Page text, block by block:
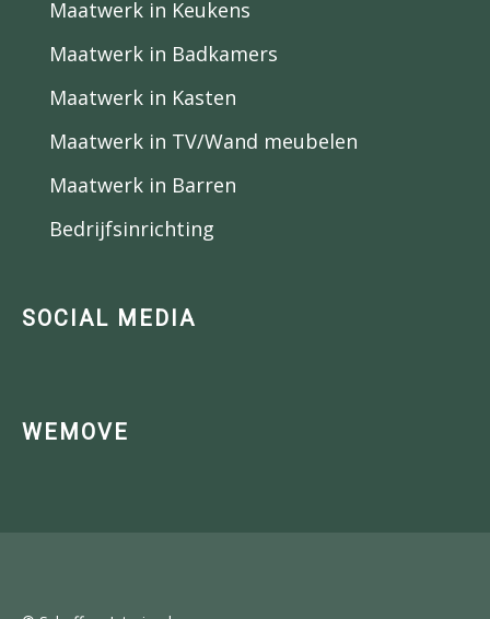
Maatwerk in Keukens
Maatwerk in Badkamers
Maatwerk in Kasten
Maatwerk in TV/Wand meubelen
Maatwerk in Barren
Bedrijfsinrichting
SOCIAL MEDIA
WEMOVE